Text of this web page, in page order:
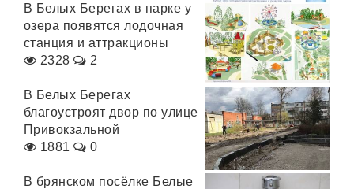
В Белых Берегах в парке у
озера появятся лодочная
станция и аттракционы
2328
2
В Белых Берегах
благоустроят двор по улице
Привокзальной
1881
0
В брянском посёлке Белые